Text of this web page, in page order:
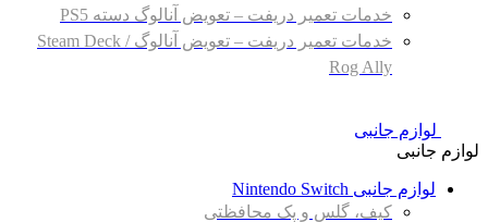
خدمات تعمیر دریفت – تعویض آنالوگ دسته PS5
خدمات تعمیر دریفت – تعویض آنالوگ Steam Deck /
Rog Ally
لوازم جانبی
لوازم جانبی
لوازم جانبی Nintendo Switch
کیف، گلس و پک محافظتی